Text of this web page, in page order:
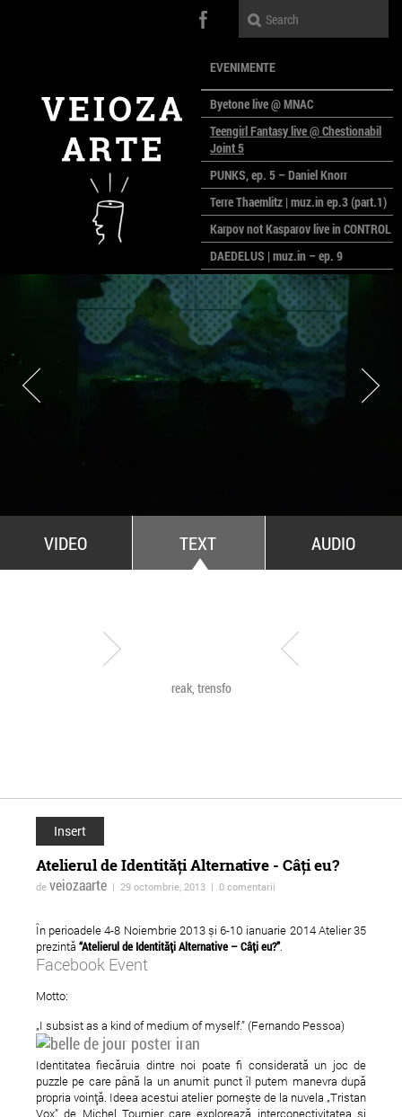
EVENIMENTE
Byetone live @ MNAC
Teengirl Fantasy live @ Chestionabil
Joint 5
PUNKS, ep. 5 – Daniel Knorr
Terre Thaemlitz | muz.in ep.3 (part.1)
Karpov not Kasparov live in CONTROL
DAEDELUS | muz.in – ep. 9
LALELE, LALELE – prima premieră a
anului la MACAZ
CinePOLSKA – filme poloneze la
București
PEOPLE OF ROMANIA se lansează la
galeria Simeza
All Stars For Outernational
VIDEO TEXT AUDIO
Have a break, trensformers
independente
Ferentari"
Insert
Atelierul de Identități Alternative - Câți eu?
de veiozaarte | 29 octombrie, 2013 | 0 comentarii
În perioadele 4-8 Noiembrie 2013 și 6-10 ianuarie 2014 Atelier 35
prezintă “Atelierulde Identități Alternative – Câți eu?”.
Facebook Event
Motto:
„I subsist as a kind of medium of myself.” (Fernando Pessoa)
Identitatea fiecăruia dintre noi poate fi considerată un joc de
puzzle pe care până la un anumit punct îl putem manevra după
propria voință. Ideea acestui atelier pornește de la nuvela „Tristan
Vox” de Michel Tournier care explorează interconectivitatea și